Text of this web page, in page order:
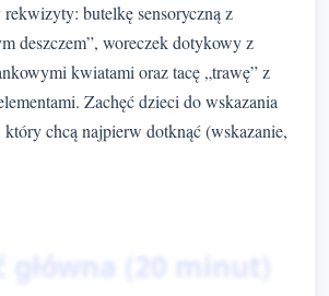
butelkę sensoryczną z
deszczem”, woreczek dotykowy z
kwiatami oraz tacę „trawę” z
Zachęć dzieci do wskazania
chcą najpierw dotknąć (wskazanie,
główna (20 minut)